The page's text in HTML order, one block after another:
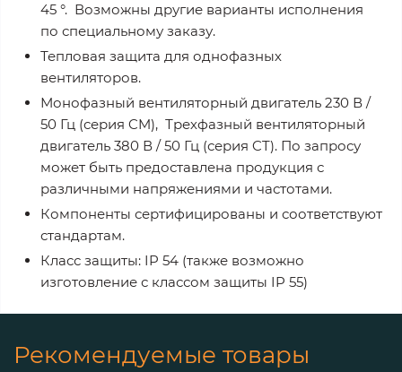
45 °. Возможны другие варианты исполнения
по специальному заказу.
Тепловая защита для однофазных
вентиляторов.
Монофазный вентиляторный двигатель 230 В /
50 Гц (серия CM), Трехфазный вентиляторный
двигатель 380 В / 50 Гц (серия CT). По запросу
может быть предоставлена продукция с
различными напряжениями и частотами.
Компоненты сертифицированы и соответствуют
стандартам.
Класс защиты: IP 54 (также возможно
изготовление с классом защиты IP 55)
Рекомендуемые товары